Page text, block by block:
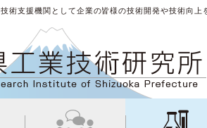
術支援機関として企業の皆様の技術開発や技術向上